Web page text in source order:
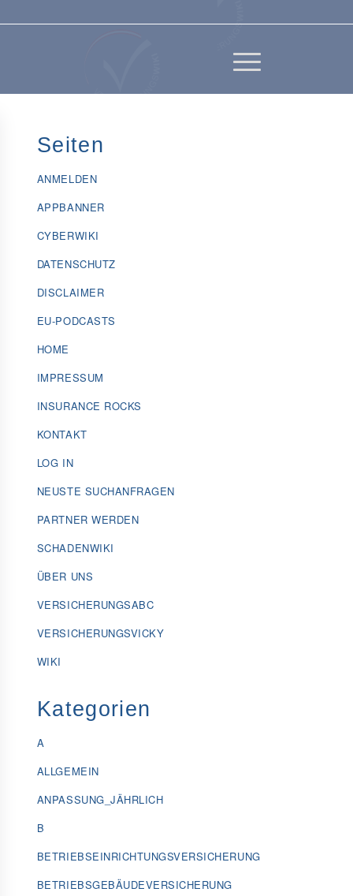
Seiten
ANMELDEN
APPBANNER
CYBERWIKI
DATENSCHUTZ
DISCLAIMER
EU-PODCASTS
HOME
IMPRESSUM
INSURANCE ROCKS
KONTAKT
LOG IN
NEUSTE SUCHANFRAGEN
PARTNER WERDEN
SCHADENWIKI
ÜBER UNS
VERSICHERUNGSABC
VERSICHERUNGSVICKY
WIKI
Kategorien
A
ALLGEMEIN
ANPASSUNG_JÄHRLICH
B
BETRIEBSEINRICHTUNGSVERSICHERUNG
BETRIEBSGEBÄUDEVERSICHERUNG